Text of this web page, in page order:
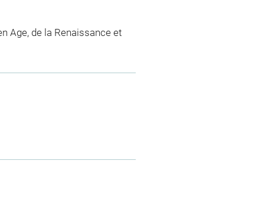
Age, de la Renaissance et